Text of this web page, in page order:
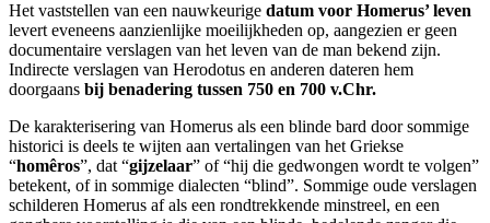
Het vaststellen van een nauwkeurige datum voor Homerus’ leven
levert eveneens aanzienlijke moeilijkheden op, aangezien er geen
documentaire verslagen van het leven van de man bekend zijn.
Indirecte verslagen van Herodotus en anderen dateren hem
doorgaans bij benadering tussen 750 en 700 v.Chr.
De karakterisering van Homerus als een blinde bard door sommige
historici is deels te wijten aan vertalingen van het Griekse
“homêros”, dat “gijzelaar” of “hij die gedwongen wordt te volgen”
betekent, of in sommige dialecten “blind”. Sommige oude verslagen
schilderen Homerus af als een rondtrekkende minstreel, en een